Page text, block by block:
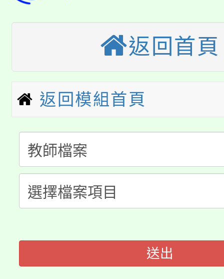
半價優惠，詳情可洽有
者。
份教師增能研習
大溪自造教育及科技
淨零綠生活教案入校路
會
115年食農教育專業人
程
「本色祭」8/29、30
場熱烈登場!
8/21下午1時於龍潭區
徵才活動。
YOUNG桃局內行報名
局官網。
8月14至27日，桃園電
開!
115年桃園市運動會8/
田徑場及游泳池舉行。
桃園市低收入戶享有免
視費優惠，中低收入戶
大園自造教育及科技
返回首頁
返回模組首頁
送出